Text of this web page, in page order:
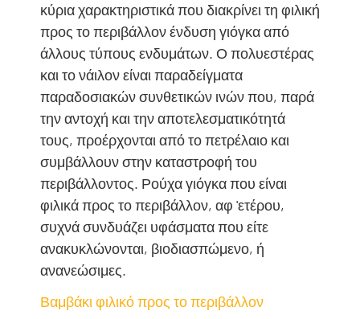
κύρια χαρακτηριστικά που διακρίνει τη φιλική
προς το περιβάλλον ένδυση γιόγκα από
άλλους τύπους ενδυμάτων. Ο πολυεστέρας
και το νάιλον είναι παραδείγματα
παραδοσιακών συνθετικών ινών που, παρά
την αντοχή και την αποτελεσματικότητά
τους, προέρχονται από το πετρέλαιο και
συμβάλλουν στην καταστροφή του
περιβάλλοντος. Ρούχα γιόγκα που είναι
φιλικά προς το περιβάλλον, αφ 'ετέρου,
συχνά συνδυάζει υφάσματα που είτε
ανακυκλώνονται, βιοδιασπώμενο, ή
ανανεώσιμες.
Βαμβάκι φιλικό προς το περιβάλλον